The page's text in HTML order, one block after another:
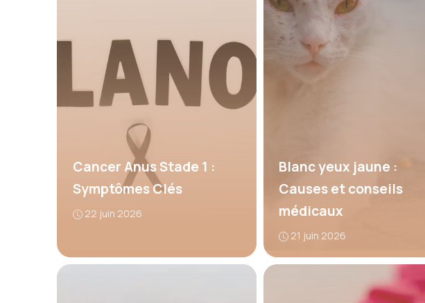
Cancer Anus Stade 1 :
Symptômes Clés
22 juin 2026
Blanc yeux jaune :
Causes et conseils
médicaux
21 juin 2026